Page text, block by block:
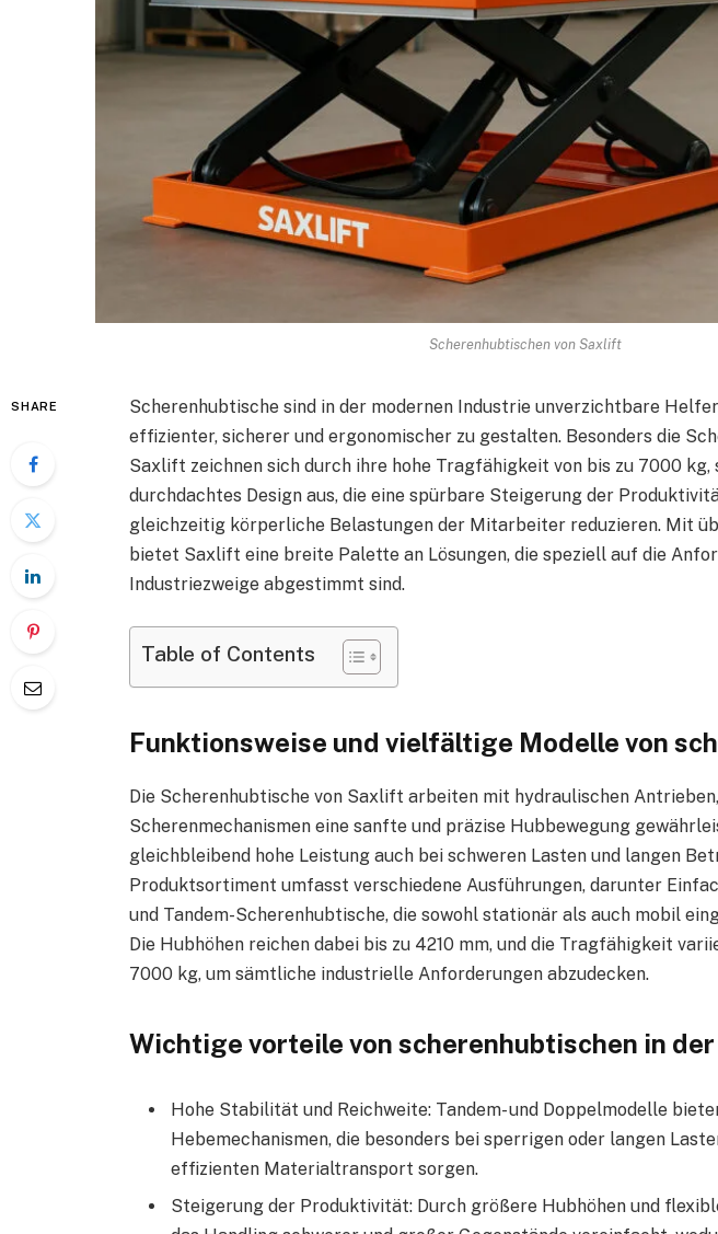
Scherenhubtischen von Saxlift
SHARE
Scherenhubtische sind in der modernen Industrie unverzichtbare
effizienter, sicherer und ergonomischer zu gestalten. Besonders die
Saxlift zeichnen sich durch ihre hohe Tragfähigkeit von bis zu 7000 kg,
durchdachtes Design aus, die eine spürbare Steigerung der
gleichzeitig körperliche Belastungen der Mitarbeiter reduzieren. Mit
bietet Saxlift eine breite Palette an Lösungen, die speziell auf die
Industriezweige abgestimmt sind.
Table of Contents
Funktionsweise und vielfältige Modelle von
Die Scherenhubtische von Saxlift arbeiten mit hydraulischen
Scherenmechanismen eine sanfte und präzise Hubbewegung
gleichbleibend hohe Leistung auch bei schweren Lasten und langen
Produktsortiment umfasst verschiedene Ausführungen, darunter
und Tandem-Scherenhubtische, die sowohl stationär als auch mobil
Die Hubhöhen reichen dabei bis zu 4210 mm, und die Tragfähigkeit
7000 kg, um sämtliche industrielle Anforderungen abzudecken.
Wichtige vorteile von scherenhubtischen in
Hohe Stabilität und Reichweite: Tandem- und Doppelmodelle
Hebemechanismen, die besonders bei sperrigen oder langen
effizienten Materialtransport sorgen.
Steigerung der Produktivität: Durch größere Hubhöhen und